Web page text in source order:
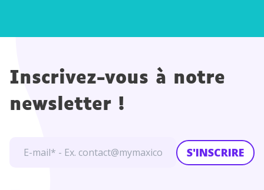
Inscrivez-vous à notre
newsletter !
S'INSCRIRE